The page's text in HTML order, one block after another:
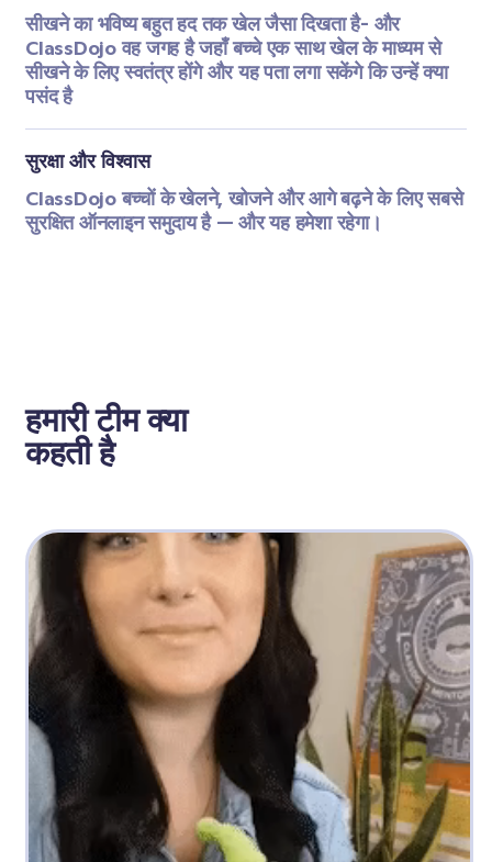
सीखने का भविष्य बहुत हद तक खेल जैसा दिखता है- और
ClassDojo वह जगह है जहाँ बच्चे एक साथ खेल के माध्यम से
सीखने के लिए स्वतंत्र होंगे और यह पता लगा सकेंगे कि उन्हें क्या
पसंद है
सुरक्षा और विश्वास
ClassDojo बच्चों के खेलने, खोजने और आगे बढ़ने के लिए सबसे
सुरक्षित ऑनलाइन समुदाय है — और यह हमेशा रहेगा।
हमारी टीम क्या
कहती है